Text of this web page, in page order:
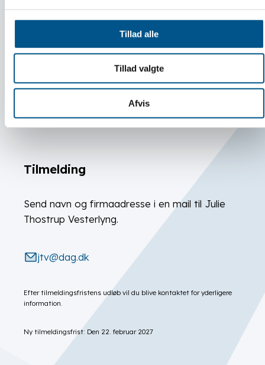
Tillad alle
Tillad valgte
Afvis
20.-21. april 2027
25.-26. maj 2027
Houens Odde spejdercenter ved
Kolding
Tilmelding
Send navn og firmaadresse i en mail til Julie
Thostrup Vesterlyng.
jtv@dag.dk
Efter tilmeldingsfristens udløb vil du blive kontaktet for yderligere
information.
Ny tilmeldingsfrist: Den 22. februar 2027